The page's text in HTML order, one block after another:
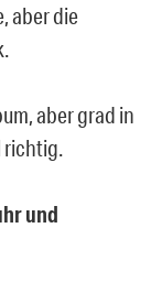
aber die
aber grad in
richtig.
und